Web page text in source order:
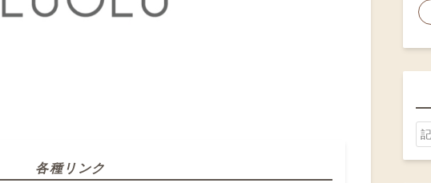
各種リンク